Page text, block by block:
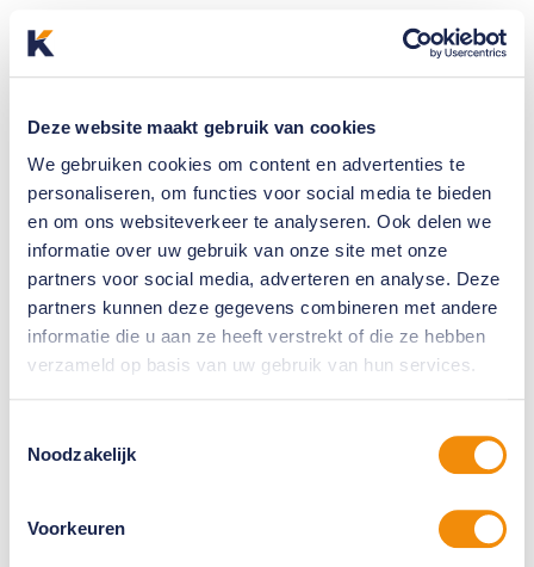
Deze website maakt gebruik van cookies
We gebruiken cookies om content en advertenties te
personaliseren, om functies voor social media te bieden
en om ons websiteverkeer te analyseren. Ook delen we
informatie over uw gebruik van onze site met onze
partners voor social media, adverteren en analyse. Deze
partners kunnen deze gegevens combineren met andere
informatie die u aan ze heeft verstrekt of die ze hebben
verzameld op basis van uw gebruik van hun services.
Noodzakelijk
Voorkeuren